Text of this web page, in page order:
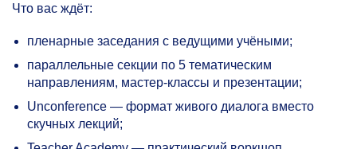
Что вас ждёт:
пленарные заседания с ведущими учёными;
параллельные секции по 5 тематическим
направлениям, мастер-классы и презентации;
Unconference — формат живого диалога вместо
скучных лекций;